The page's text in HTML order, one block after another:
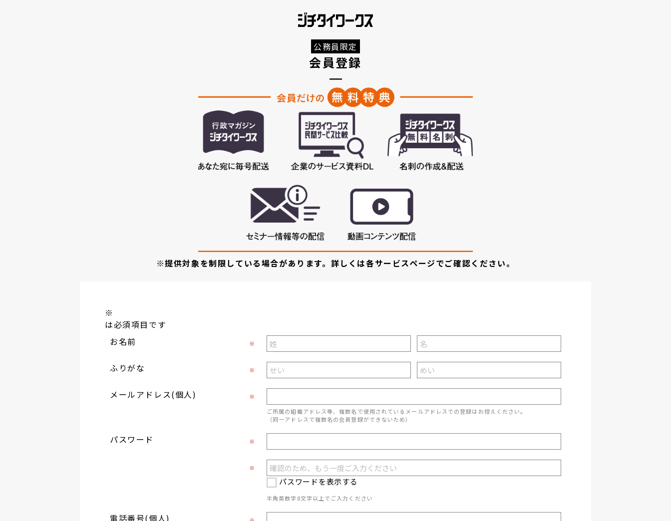
公務員限定
会員登録
※提供対象を制限している場合があります。詳しくは各サービスページでご確認ください。
※
は必須項目です
お名前
※
ふりがな ※
メールアドレス(個人)
※
ご所属の組織アドレス等、複数名で使用されているメールアドレスでの登録はお控えください。
（同一アドレスで複数名の会員登録ができないため）
パスワード ※
※
パスワードを表示する
半角英数字8文字以上でご入力ください
電話番号(個人)